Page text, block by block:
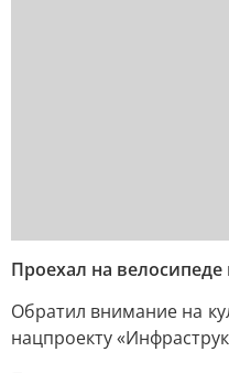
Проехал на
Обратил внимание на
нацпроекту